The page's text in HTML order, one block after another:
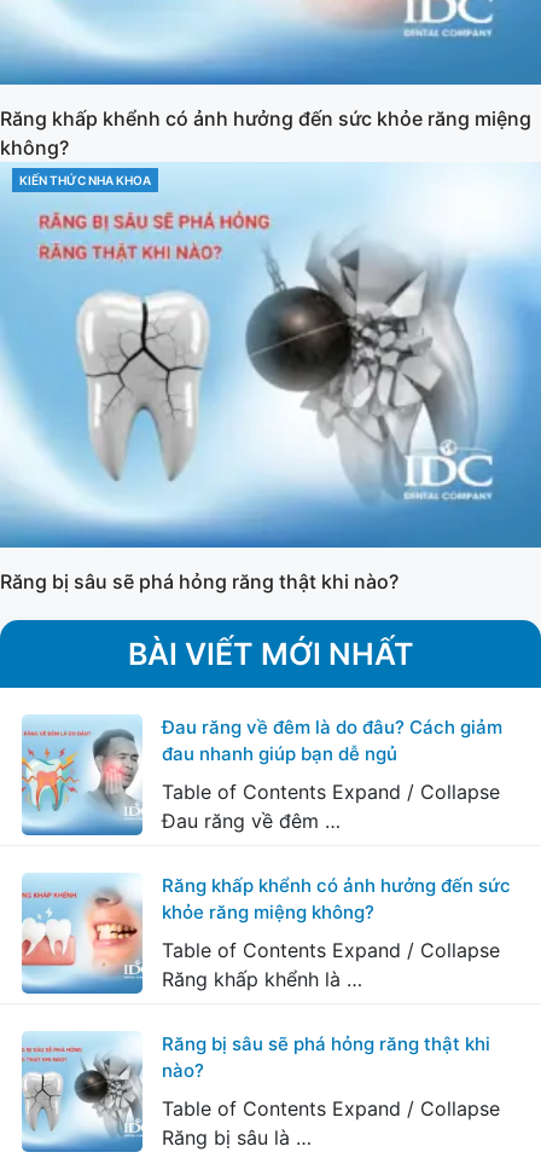
Răng khấp khểnh có ảnh hưởng đến sức khỏe răng miệng
không?
KIẾN THỨC NHA KHOA
Răng bị sâu sẽ phá hỏng răng thật khi nào?
BÀI VIẾT MỚI NHẤT
Đau răng về đêm là do đâu? Cách giảm
đau nhanh giúp bạn dễ ngủ
Table of Contents Expand / Collapse
Đau răng về đêm …
Răng khấp khểnh có ảnh hưởng đến sức
khỏe răng miệng không?
Table of Contents Expand / Collapse
Răng khấp khểnh là …
Răng bị sâu sẽ phá hỏng răng thật khi
nào?
Table of Contents Expand / Collapse
Răng bị sâu là …